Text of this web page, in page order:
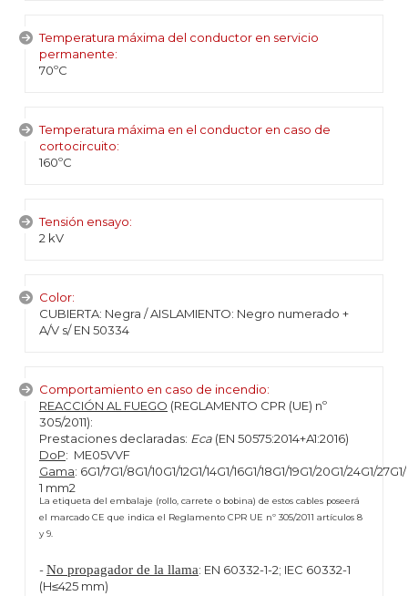
Temperatura máxima del conductor en servicio
permanente:
70ºC
Temperatura máxima en el conductor en caso de
cortocircuito:
160ºC
Tensión ensayo:
2 kV
Color:
CUBIERTA: Negra / AISLAMIENTO: Negro numerado +
A/V s/ EN 50334
Comportamiento en caso de incendio:
REACCIÓN AL FUEGO (REGLAMENTO CPR (UE) nº
305/2011):
Prestaciones declaradas: Eca (EN 50575:2014+A1:2016)
DoP: ME05VVF
Gama: 6G1/7G1/8G1/10G1/12G1/14G1/16G1/18G1/19G1/20G1/24G1/
1 mm2
La etiqueta del embalaje (rollo, carrete o bobina) de estos cables poseerá
el marcado CE que indica el Reglamento CPR UE nº 305/2011 artículos 8
y 9.
-No propagador de la llama: EN 60332-1-2; IEC 60332-1
(H≤425 mm)